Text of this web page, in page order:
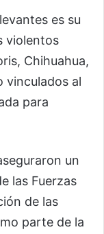
es su
violentos
Chihuahua,
vinculados al
para
un
las Fuerzas
de las
parte de la